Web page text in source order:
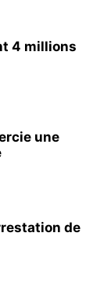
4 millions
une
de